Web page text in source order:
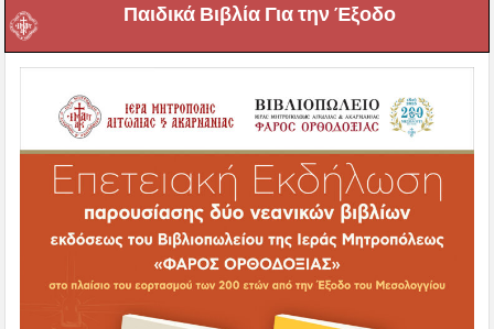
Παιδικά Βιβλία Για την Έξοδο